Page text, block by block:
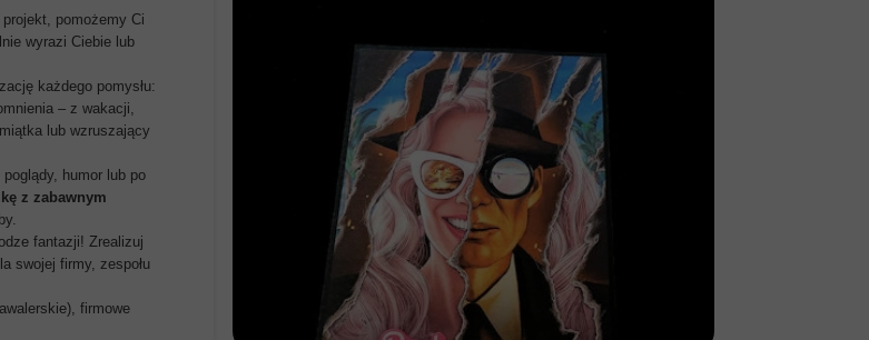
pomożemy Ci
wyrazi Ciebie lub
każdego pomysłu:
– z wakacji,
lub wzruszający
humor lub po
z zabawnym
fantazji! Zrealizuj
swojej firmy, zespołu
firmowe